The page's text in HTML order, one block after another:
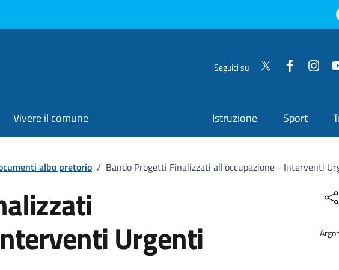
Seguici su
Vivere il comune Istruzione Sport
albo pretorio / Bando Progetti Finalizzati all'occupazione - Interventi
Urgenti